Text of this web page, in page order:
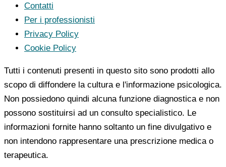
Contatti
Per i professionisti
Privacy Policy
Cookie Policy
Tutti i contenuti presenti in questo sito sono prodotti allo
scopo di diffondere la cultura e l'informazione psicologica.
Non possiedono quindi alcuna funzione diagnostica e non
possono sostituirsi ad un consulto specialistico. Le
informazioni fornite hanno soltanto un fine divulgativo e
non intendono rappresentare una prescrizione medica o
terapeutica.